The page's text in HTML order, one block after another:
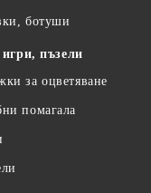
ботуши
пъзели
за оцветяване
помагала